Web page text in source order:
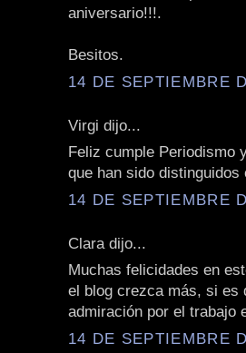
aniversario!!!.
Besitos.
14 DE SEPTIEMBRE
Virgi dijo...
Feliz cumple Periodismo
que han sido
14 DE SEPTIEMBRE
Clara dijo...
Muchas felicidades en
el blog crezca más, si es
admiración por el trabajo
14 DE SEPTIEMBRE